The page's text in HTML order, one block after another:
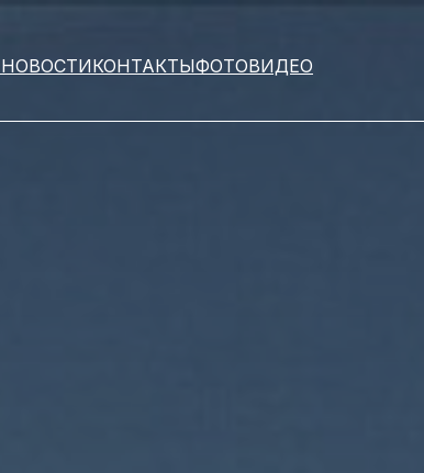
НОВОСТИКОНТАКТЫФОТОВИДЕО